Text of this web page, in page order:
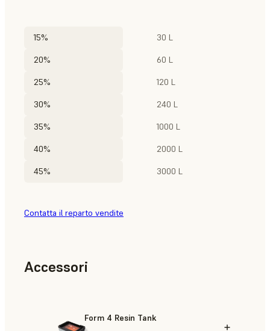
15% 30 L
20% 60 L
25% 120 L
30% 240 L
35% 1000 L
40% 2000 L
45% 3000 L
Contatta il reparto vendite
Accessori
Form 4 Resin Tank